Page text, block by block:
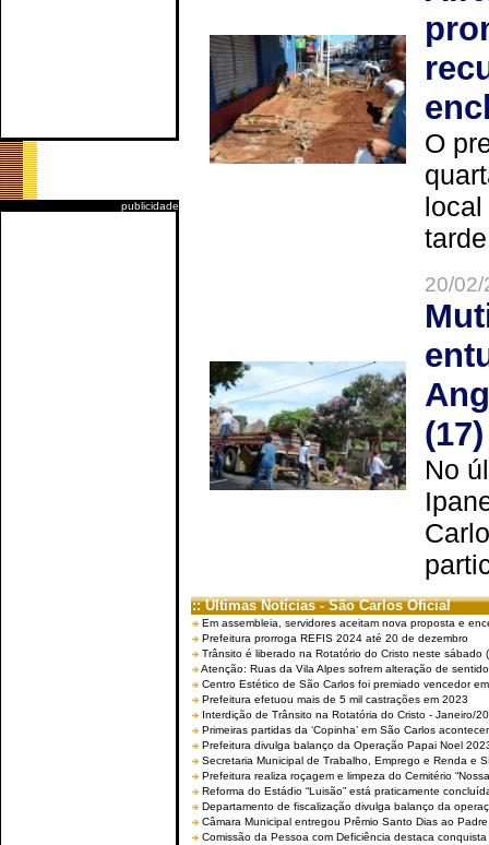
publicidade
O
20/
(17)
No
:: Últimas Notícias - São Carlos Oficial
Em assembleia, servidores aceitam nova proposta e
Prefeitura prorroga REFIS 2024 até 20 de dezembro
Trânsito é liberado na Rotatório do Cristo neste sábado
Atenção: Ruas da Vila Alpes sofrem alteração de
Centro Estético de São Carlos foi premiado vencedor
Prefeitura efetuou mais de 5 mil castrações em 2023
Interdição de Trânsito na Rotatória do Cristo - Janeiro/
Primeiras partidas da ‘Copinha’ em São Carlos
Prefeitura divulga balanço da Operação Papai Noel
Secretaria Municipal de Trabalho, Emprego e Renda e
Prefeitura realiza roçagem e limpeza do Cemitério
Reforma do Estádio “Luisão” está praticamente
Departamento de fiscalização divulga balanço da
Câmara Municipal entregou Prêmio Santo Dias ao
Comissão da Pessoa com Deficiência destaca